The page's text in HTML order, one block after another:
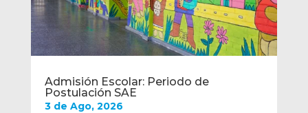
Admisión Escolar: Periodo de
Postulación SAE
3 de Ago, 2026